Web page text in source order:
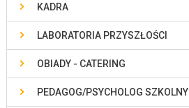
KADRA
LABORATORIA PRZYSZŁOŚCI
OBIADY - CATERING
PEDAGOG/PSYCHOLOG SZKOLNY